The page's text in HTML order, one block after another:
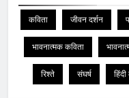
कविता जीवन दर्शन
भावनात्मक कविता
रिश्ते संघर्ष